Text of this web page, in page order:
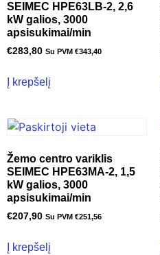
SEIMEC HPE63LB-2, 2,6
kW galios, 3000
apsisukimai/min
€283,80 Su PVM €343,40
Į krepšelį
Žemo centro variklis
SEIMEC HPE63MA-2, 1,5
kW galios, 3000
apsisukimai/min
€207,90 Su PVM €251,56
Į krepšelį